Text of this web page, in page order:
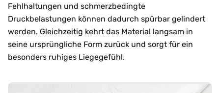
Fehlhaltungen und schmerzbedingte
Druckbelastungen können dadurch spürbar gelindert
werden. Gleichzeitig kehrt das Material langsam in
seine ursprüngliche Form zurück und sorgt für ein
besonders ruhiges Liegegefühl.